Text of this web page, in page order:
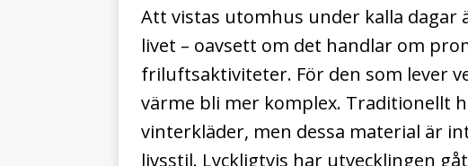
Att vistas utomhus under kalla dagar
livet – oavsett om det handlar om
friluftsaktiviteter. För den som lever
värme bli mer komplex. Traditionellt
vinterkläder, men dessa material är
livsstil. Lyckligtvis har utvecklingen